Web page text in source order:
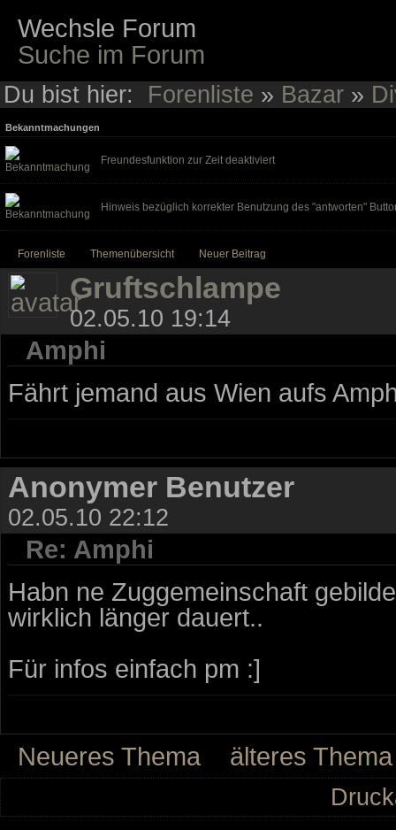
Wechsle Forum
Suche im Forum
Du bist hier: Forenliste » Bazar »
Bekanntmachungen
Freundesfunktion zur Zeit deaktiviert
Hinweis bezüglich korrekter Benutzung des "antworten"
Forenliste Themenübersicht Neuer Beitrag
Gruftschlampe
02.05.10 19:14
Amphi
Fährt jemand aus Wien aufs
Anonymer Benutzer
02.05.10 22:12
Re: Amphi
Habn ne Zuggemeinschaft
wirklich länger dauert..
Für infos einfach pm :]
Neueres Thema älteres Thema